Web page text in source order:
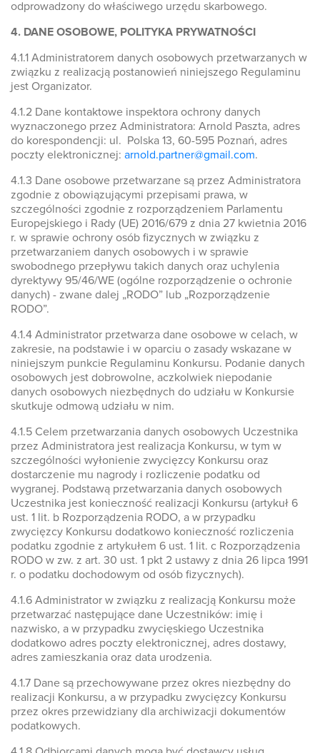
odprowadzony do właściwego urzędu skarbowego.
4. DANE OSOBOWE, POLITYKA PRYWATNOŚCI
4.1.1 Administratorem danych osobowych przetwarzanych w
związku z realizacją postanowień niniejszego Regulaminu
jest Organizator.
4.1.2 Dane kontaktowe inspektora ochrony danych
wyznaczonego przez Administratora: Arnold Paszta, adres
do korespondencji: ul. Polska 13, 60-595 Poznań, adres
poczty elektronicznej: arnold.partner@gmail.com.
4.1.3 Dane osobowe przetwarzane są przez Administratora
zgodnie z obowiązującymi przepisami prawa, w
szczególności zgodnie z rozporządzeniem Parlamentu
Europejskiego i Rady (UE) 2016/679 z dnia 27 kwietnia 2016
r. w sprawie ochrony osób fizycznych w związku z
przetwarzaniem danych osobowych i w sprawie
swobodnego przepływu takich danych oraz uchylenia
dyrektywy 95/46/WE (ogólne rozporządzenie o ochronie
danych) - zwane dalej „RODO” lub „Rozporządzenie
RODO”.
4.1.4 Administrator przetwarza dane osobowe w celach, w
zakresie, na podstawie i w oparciu o zasady wskazane w
niniejszym punkcie Regulaminu Konkursu. Podanie danych
osobowych jest dobrowolne, aczkolwiek niepodanie
danych osobowych niezbędnych do udziału w Konkursie
skutkuje odmową udziału w nim.
4.1.5 Celem przetwarzania danych osobowych Uczestnika
przez Administratora jest realizacja Konkursu, w tym w
szczególności wyłonienie zwycięzcy Konkursu oraz
dostarczenie mu nagrody i rozliczenie podatku od
wygranej. Podstawą przetwarzania danych osobowych
Uczestnika jest konieczność realizacji Konkursu (artykuł 6
ust. 1 lit. b Rozporządzenia RODO, a w przypadku
zwycięzcy Konkursu dodatkowo konieczność rozliczenia
podatku zgodnie z artykułem 6 ust. 1 lit. c Rozporządzenia
RODO w zw. z art. 30 ust. 1 pkt 2 ustawy z dnia 26 lipca 1991
r. o podatku dochodowym od osób fizycznych).
4.1.6 Administrator w związku z realizacją Konkursu może
przetwarzać następujące dane Uczestników: imię i
nazwisko, a w przypadku zwycięskiego Uczestnika
dodatkowo adres poczty elektronicznej, adres dostawy,
adres zamieszkania oraz data urodzenia.
4.1.7 Dane są przechowywane przez okres niezbędny do
realizacji Konkursu, a w przypadku zwycięzcy Konkursu
przez okres przewidziany dla archiwizacji dokumentów
podatkowych.